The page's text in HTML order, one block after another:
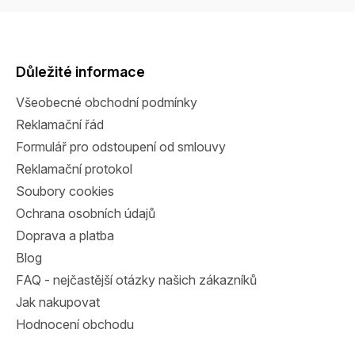
Důležité informace
Všeobecné obchodní podmínky
Reklamační řád
Formulář pro odstoupení od smlouvy
Reklamační protokol
Soubory cookies
Ochrana osobních údajů
Doprava a platba
Blog
FAQ - nejčastější otázky našich zákazníků
Jak nakupovat
Hodnocení obchodu